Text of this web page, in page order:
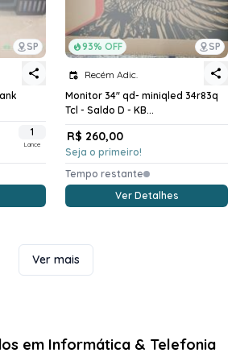
SP
1
Lance
93% OFF SP
Recém Adic.
Monitor 34" qd- miniqled 34r83q
Tcl - Saldo D - KB...
R$ 260,00
Seja o primeiro!
Tempo restante
Ver Detalhes
Ver mais
em Informática & Telefonia